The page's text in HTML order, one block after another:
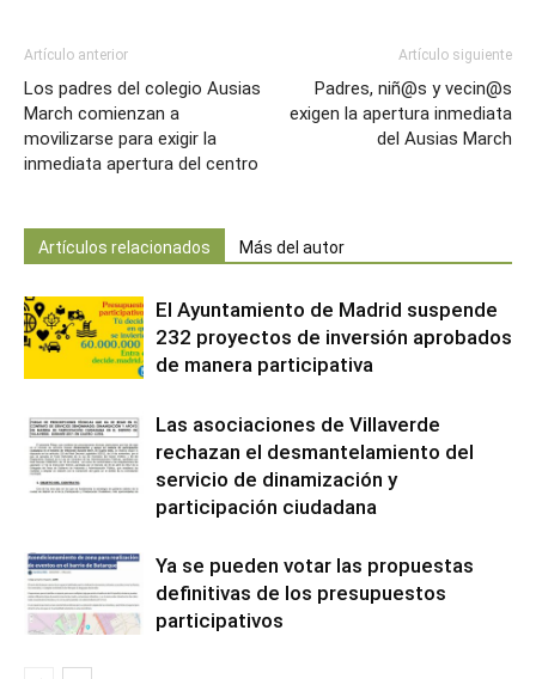
Artículo anterior
Los padres del colegio Ausias
March comienzan a
movilizarse para exigir la
inmediata apertura del centro
Artículo siguiente
Padres, niñ@s y vecin@s
exigen la apertura inmediata
del Ausias March
Artículos relacionados Más del autor
El Ayuntamiento de Madrid suspende
232 proyectos de inversión aprobados
de manera participativa
Las asociaciones de Villaverde
rechazan el desmantelamiento del
servicio de dinamización y
participación ciudadana
Ya se pueden votar las propuestas
definitivas de los presupuestos
participativos